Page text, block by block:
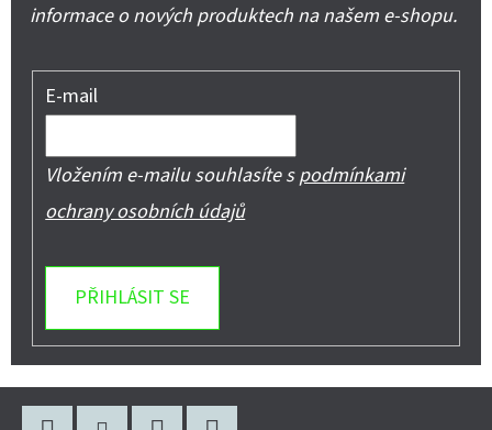
informace o nových produktech na našem e-shopu.
E-mail
Vložením e-mailu souhlasíte spodmínkami
ochrany osobních údajů
PŘIHLÁSIT SE